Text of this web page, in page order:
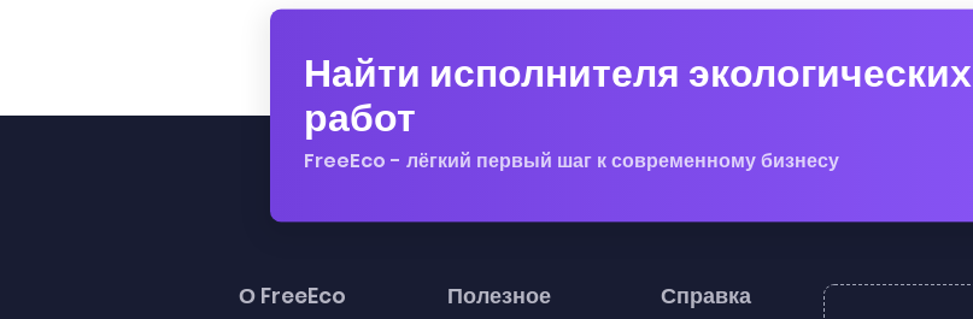
Найти исполнителя экологических
работ
FreeEco - лёгкий первый шаг к современному бизнесу
О FreeEco Полезное Справка